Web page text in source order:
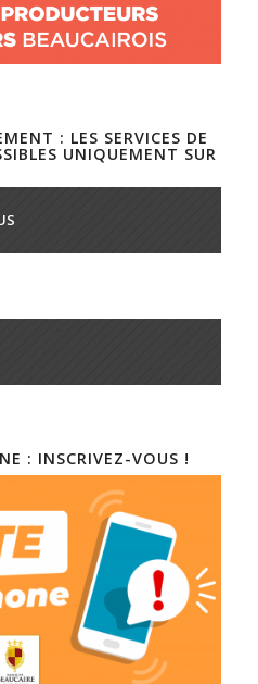
: LES SERVICES DE
UNIQUEMENT SUR
: INSCRIVEZ-VOUS !